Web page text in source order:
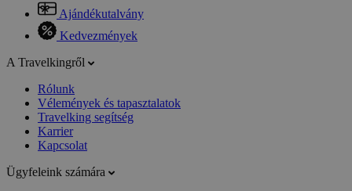
Ajándékutalvány
Kedvezmények
A Travelkingről
Rólunk
Vélemények és tapasztalatok
Travelking segítség
Karrier
Kapcsolat
Ügyfeleink számára